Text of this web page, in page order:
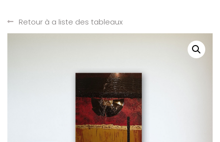
Retour à a liste des tableaux